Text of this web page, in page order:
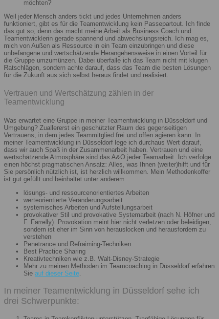
möchten?
Weil jeder Mensch anders tickt und jedes Unternehmen anders
funktioniert, gibt es für die Teamentwicklung kein Passepartout. Ich finde
das gut so, denn das macht meine Arbeit als Business Coach und
Teamentwicklerin gerade spannend und abwechslungsreich. Ich mag es,
mich von Außen als Ressource in ein Team einzubringen und diese
unbefangene und wertschätzende Herangehensweise in einen Vorteil für
die Gruppe umzumünzen. Dabei überfalle ich das Team nicht mit klugen
Ratschlägen, sondern achte darauf, dass das Team die besten Lösungen
für die Zukunft aus sich selbst heraus findet und realisiert.
Vertrauen und Wertschätzung zählen in der
Teamentwicklung
Was erwartet eine Gruppe in meiner Teamentwicklung in Düsseldorf und
Umgebung? Zuallererst ein geschützter Raum des gegenseitigen
Vertrauens, in dem jedes Teammitglied frei und offen agieren kann. In
meiner Teamentwicklung in Düsseldorf lege ich durchaus Wert darauf,
dass wir auch Spaß in der Zusammenarbeit haben. Vertrauen und eine
wertschätzende Atmosphäre sind das A&O jeder Teamarbeit. Ich verfolge
einen höchst pragmatischen Ansatz: Alles, was Ihnen (weiter)hilft und für
Sie persönlich nützlich ist, ist herzlich willkommen. Mein Methodenkoffer
ist gut gefüllt und beinhaltet unter anderem
lösungs- und ressourcenorientiertes Arbeiten
werteorientierte Veränderungsarbeit
systemisches Arbeiten und Aufstellungsarbeit
provokativer Stil und provokative Systemarbeit (nach N. Höfner und
F. Farrelly). Provokation meint hier nicht verletzen oder beleidigen,
sondern ist eher im Sinn von herauslocken und herausfordern zu
verstehen
Penetrance und Refraiming-Techniken
Best Practice Sharing
Kreativtechniken wie z.B. Walt-Disney-Strategie
Mehr zu meinen Methoden im Teamcoaching in Düsseldorf erfahren
Sie auf dieser Seite.
In meiner Teamentwicklung in Düsseldorf sehe ich
drei Schwerpunkte: